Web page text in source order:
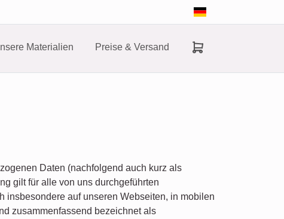
Materialien Preise & Versand
Daten (nachfolgend auch kurz als
gilt für alle von uns durchgeführten
insbesondere auf unseren Webseiten, in mobilen
zusammenfassend bezeichnet als